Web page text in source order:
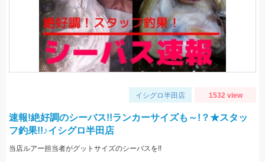
イシグロ半田店 1532 view
速報!絶好調のシーバス!!ランカーサイズも～!？★スタッ
フ釣果!!♪イシグロ半田店
当店ルアー担当者がグットサイズのシーバスを!!